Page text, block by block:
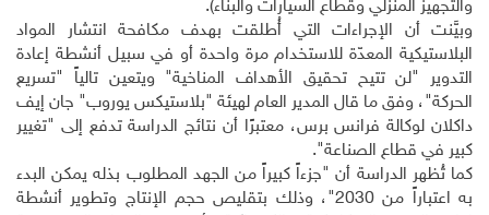
والتجهيز المنزلي وقطاع السيارات والبناء).
وبيَّنت أن الإجراءات التي أُطلقت بهدف مكافحة انتشار المواد
البلاستيكية المعدّة للاستخدام مرة واحدة أو في سبيل أنشطة إعادة
التدوير "لن تتيح تحقيق الأهداف المناخية" ويتعين تالياً "تسريع
الحركة"، وفق ما قال المدير العام لهيئة "بلاستيكس يوروب" جان إيف
داكلان لوكالة فرانس برس، معتبرًا أن نتائج الدراسة تدفع إلى "تغيير
كبير في قطاع الصناعة".
كما تُظهر الدراسة أن "جزءاً كبيراً من الجهد المطلوب بذله يمكن البدء
به اعتباراً من 2030"، وذلك بتقليص حجم الإنتاج وتطوير أنشطة